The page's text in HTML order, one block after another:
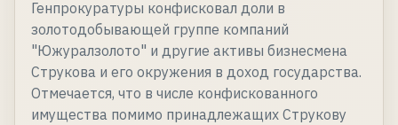
Генпрокуратуры конфисковал доли в
золотодобывающей группе компаний
"Южуралзолото" и другие активы бизнесмена
Струкова и его окружения в доход государства.
Отмечается, что в числе конфискованного
имущества помимо принадлежащих Струкову